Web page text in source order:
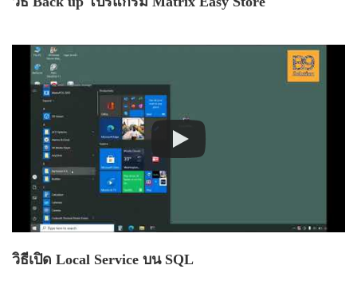
วิธีเปิด Local Service บน SQL